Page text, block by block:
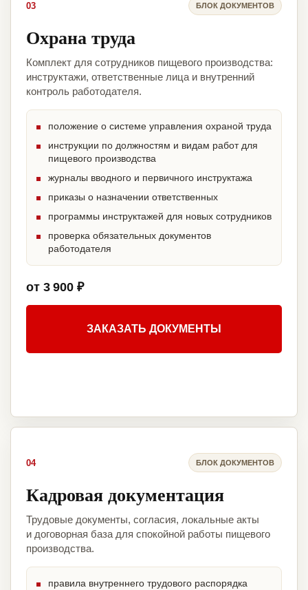
03 БЛОК ДОКУМЕНТОВ
Охрана труда
Комплект для сотрудников пищевого производства:
инструктажи, ответственные лица и внутренний
контроль работодателя.
положение о системе управления охраной труда
инструкции по должностям и видам работ для
пищевого производства
журналы вводного и первичного инструктажа
приказы о назначении ответственных
программы инструктажей для новых сотрудников
проверка обязательных документов
работодателя
от 3 900 ₽
ЗАКАЗАТЬ ДОКУМЕНТЫ
04 БЛОК ДОКУМЕНТОВ
Кадровая документация
Трудовые документы, согласия, локальные акты
и договорная база для спокойной работы пищевого
производства.
правила внутреннего трудового распорядка